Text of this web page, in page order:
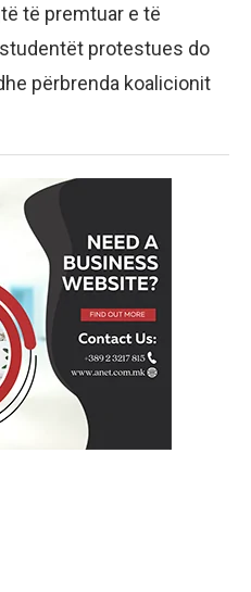
të premtuar e të
protestues do
përbrenda koalicionit